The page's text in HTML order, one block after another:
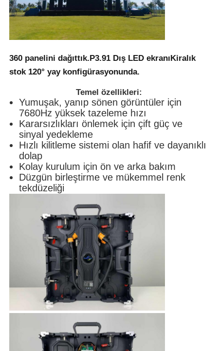
SMD LED Ekran
Dış LED Ekran Tablosu
360 panelini dağıttık. P3.91 Dış LED ekranı Kiralık
stok 120° yay konfigürasyonunda.
Temel özellikleri:
Yumuşak, yanıp sönen görüntüler için
7680Hz yüksek tazeleme hızı
Kararsızlıkları önlemek için çift güç ve
sinyal yedekleme
Hızlı kilitleme sistemi olan hafif ve dayanıklı
dolap
Kolay kurulum için ön ve arka bakım
Düzgün birleştirme ve mükemmel renk
tekdüzeliği